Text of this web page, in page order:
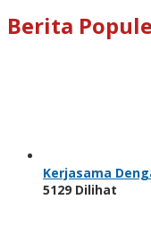
Berita
Kerjasama
5129 Dilihat